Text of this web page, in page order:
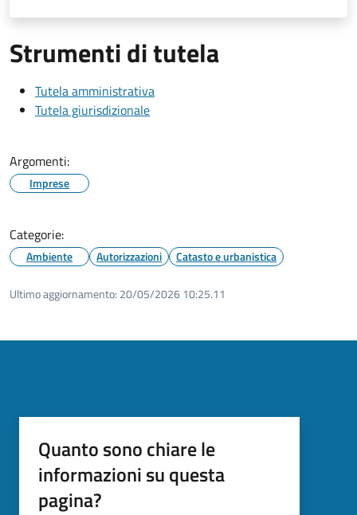
Strumenti di tutela
Tutela amministrativa
Tutela giurisdizionale
Argomenti:
Imprese
Categorie:
Ambiente Autorizzazioni Catasto e urbanistica
Ultimo aggiornamento: 20/05/2026 10:25.11
Quanto sono chiare le
informazioni su questa
pagina?